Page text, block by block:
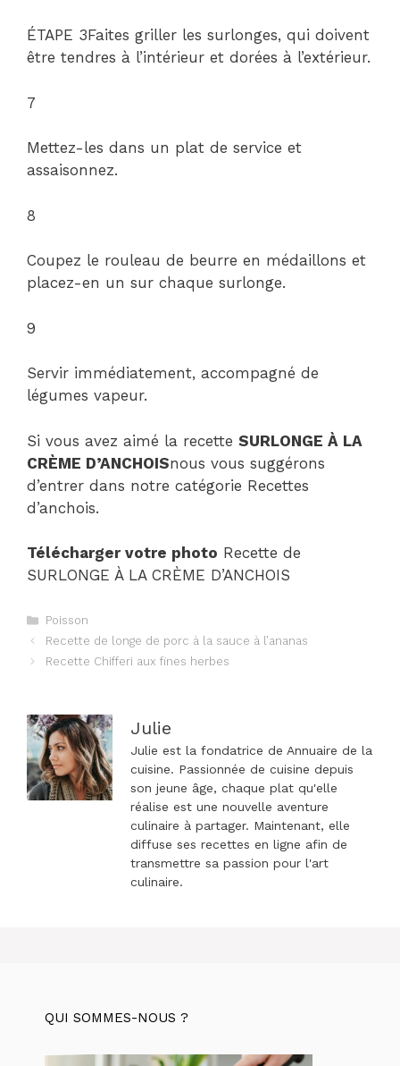
ÉTAPE 3Faites griller les surlonges, qui doivent
être tendres à l’intérieur et dorées à l’extérieur.
7
Mettez-les dans un plat de service et
assaisonnez.
8
Coupez le rouleau de beurre en médaillons et
placez-en un sur chaque surlonge.
9
Servir immédiatement, accompagné de
légumes vapeur.
Si vous avez aimé la recette SURLONGE À LA
CRÈME D’ANCHOISnous vous suggérons
d’entrer dans notre catégorie Recettes
d’anchois.
Télécharger votre photo Recette de
SURLONGE À LA CRÈME D’ANCHOIS
Catégories
Poisson
Navigation
des
Recette de longe de porc à la sauce à l’ananas
Recette Chifferi aux fines herbes
Julie
Julie est la fondatrice de Annuaire de la
cuisine. Passionnée de cuisine depuis
son jeune âge, chaque plat qu'elle
réalise est une nouvelle aventure
culinaire à partager. Maintenant, elle
diffuse ses recettes en ligne afin de
transmettre sa passion pour l'art
culinaire.
QUI SOMMES-NOUS ?